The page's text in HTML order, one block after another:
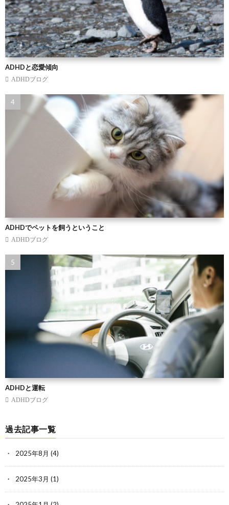
ADHDと恋愛傾向
ADHDブログ
ADHDでペットを飼うということ
ADHDブログ
ADHDと運転
ADHDブログ
過去記事一覧
2025年8月 (4)
2025年3月 (1)